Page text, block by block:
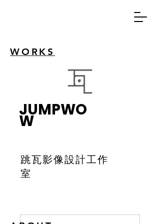
WORKS
JUMPWO
W
跳瓦影像設計工作
室